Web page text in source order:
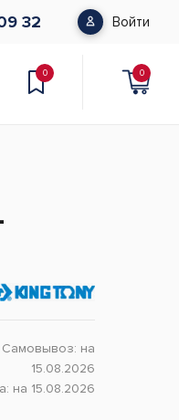
32 Войти
0 0
Самовывоз: на
15.08.2026
на 15.08.2026